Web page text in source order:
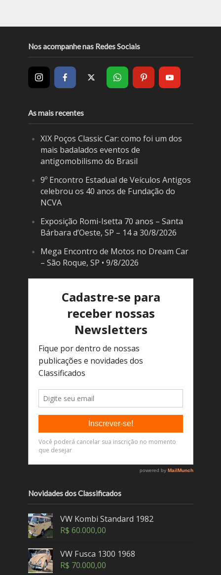
Nos acompanhe nas Redes Sociais
As mais recentes
XIX Poços Classic Car: como foi um dos
mais badalados eventos de
antigomobilismo do Brasil
9º Encontro Estadual de Veículos Antigos
celebrou os 40 anos de Fundação do
NCVA
Exposição Romi-Isetta 70 anos – Santa
Bárbara d’Oeste, SP – 14 a 30/8/2026
Mega Encontro de Motos no Dream Car
– São Roque, SP • 9/8/2026
Novidades dos Classificados
VW Kombi Standard 1982
R$ 60.000,00
VW Fusca 1300 1968
R$ 70.000,00